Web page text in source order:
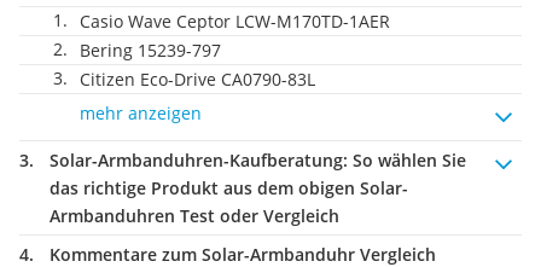
Casio Wave Ceptor LCW-M170TD-1AER
Bering 15239-797
Citizen Eco-Drive CA0790-83L
mehr anzeigen
Solar-Armbanduhren-Kaufberatung: So wählen Sie
das richtige Produkt aus dem obigen Solar-
Armbanduhren Test oder Vergleich
Kommentare zum Solar-Armbanduhr Vergleich